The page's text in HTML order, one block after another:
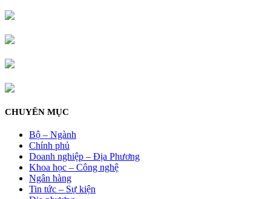
CHUYÊN MỤC
Bộ – Ngành
Chính phủ
Doanh nghiệp – Địa Phương
Khoa học – Công nghệ
Ngân hàng
Tin tức – Sự kiện